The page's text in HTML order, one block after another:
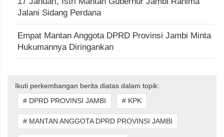
Jalani Sidang Perdana
Empat Mantan Anggota DPRD Provinsi Jambi Minta
Hukumannya Diringankan
Ikuti perkembangan berita diatas dalam topik:
# DPRD PROVINSI JAMBI
# KPK
# MANTAN ANGGOTA DPRD PROVINSI JAMBI